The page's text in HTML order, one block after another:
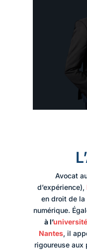
Avocat
d’expérience),
en droit de
numérique.
à l’
Nantes, il
rigoureuse aux